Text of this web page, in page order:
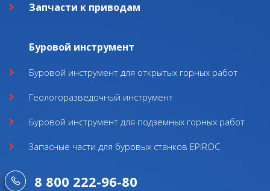
Запчасти к приводам
Буровой инструмент
Буровой инструмент для открытых горных работ
Геологоразведочный инструмент
Буровой инструмент для подземных горных работ
Запасные части для буровых станков EPIROC
8 800 222-96-80